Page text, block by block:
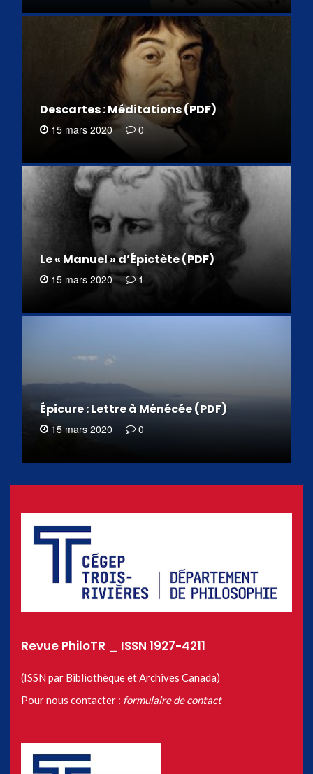
Descartes : Méditations (PDF)
15 mars 2020 0
Le « Manuel » d’Épictète (PDF)
15 mars 2020 1
Épicure : Lettre à Ménécée (PDF)
15 mars 2020 0
Revue PhiloTR _ ISSN 1927-4211
(ISSN par Bibliothèque et Archives Canada)
Pour nous contacter : formulaire de contact